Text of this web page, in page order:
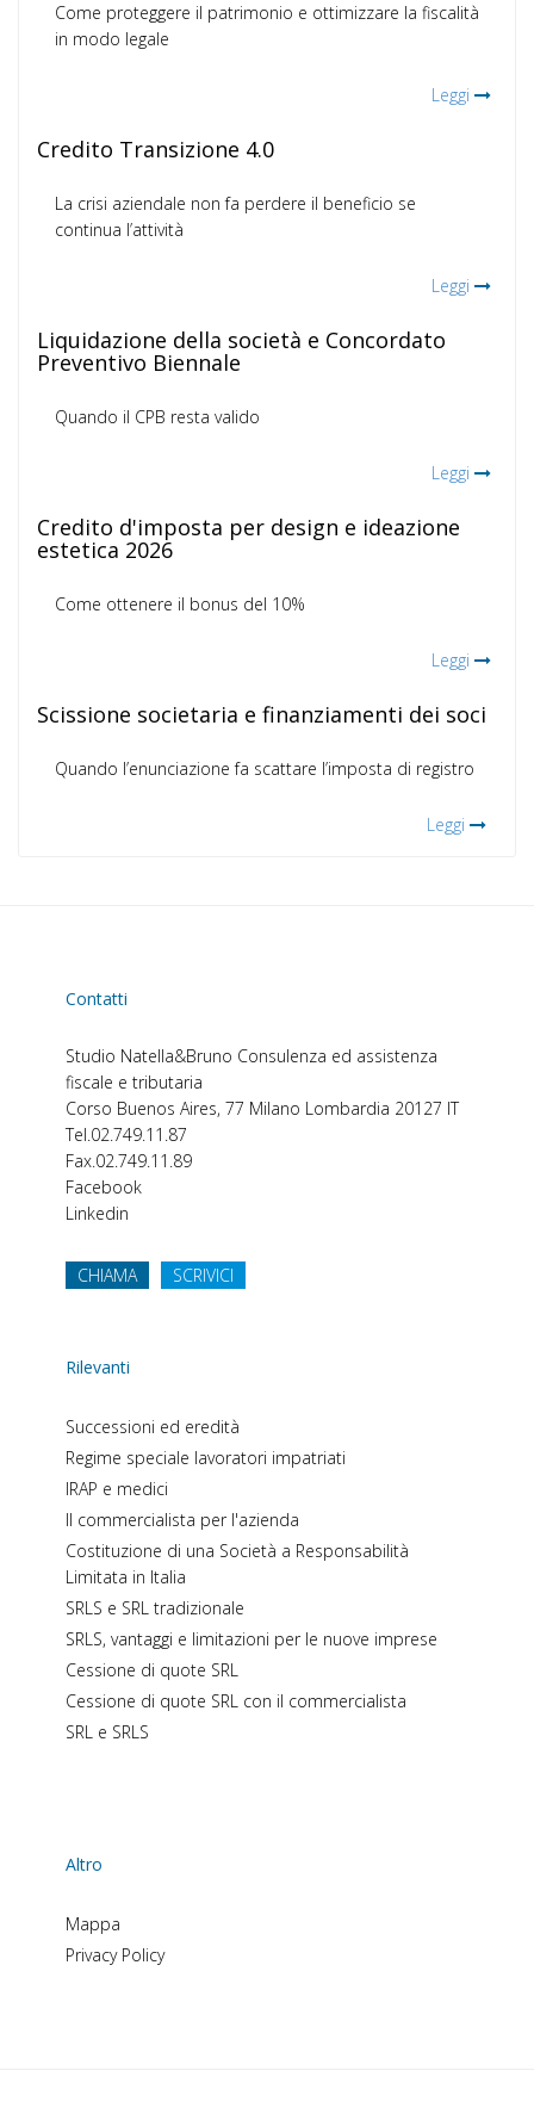
Come proteggere il patrimonio e ottimizzare la fiscalità
in modo legale
Leggi
Credito Transizione 4.0
La crisi aziendale non fa perdere il beneficio se
continua l’attività
Leggi
Liquidazione della società e Concordato
Preventivo Biennale
Quando il CPB resta valido
Leggi
Credito d'imposta per design e ideazione
estetica 2026
Come ottenere il bonus del 10%
Leggi
Scissione societaria e finanziamenti dei soci
Quando l’enunciazione fa scattare l’imposta di registro
Leggi
Contatti
Studio Natella&Bruno Consulenza ed assistenza
fiscale e tributaria
Corso Buenos Aires, 77 Milano Lombardia 20127 IT
Tel.02.749.11.87
Fax.02.749.11.89
Facebook
Linkedin
CHIAMA SCRIVICI
Rilevanti
Successioni ed eredità
Regime speciale lavoratori impatriati
IRAP e medici
Il commercialista per l'azienda
Costituzione di una Società a Responsabilità
Limitata in Italia
SRLS e SRL tradizionale
SRLS, vantaggi e limitazioni per le nuove imprese
Cessione di quote SRL
Cessione di quote SRL con il commercialista
SRL e SRLS
Altro
Mappa
Privacy Policy